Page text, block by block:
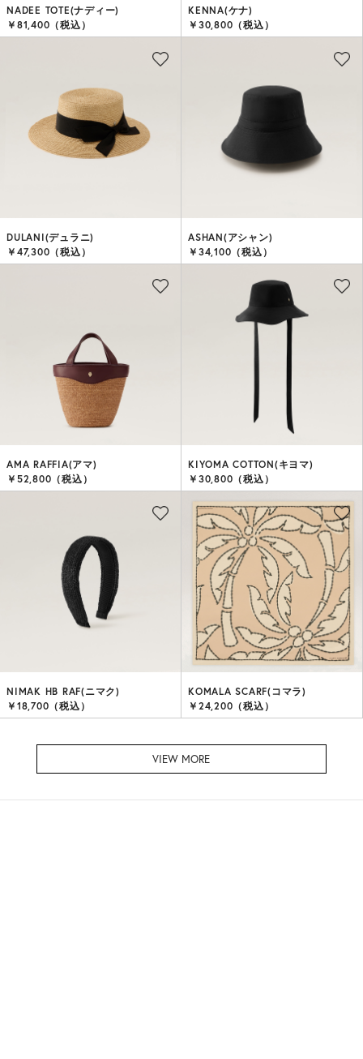
NADEE TOTE(ナディー)
￥81,400（税込）
KENNA(ケナ)
￥30,800（税込）
DULANI(デュラニ)
￥47,300（税込）
ASHAN(アシャン)
￥34,100（税込）
AMA RAFFIA(アマ)
￥52,800（税込）
KIYOMA COTTON(キヨマ)
￥30,800（税込）
NIMAK HB RAF(ニマク)
￥18,700（税込）
KOMALA SCARF(コマラ)
￥24,200（税込）
VIEW MORE